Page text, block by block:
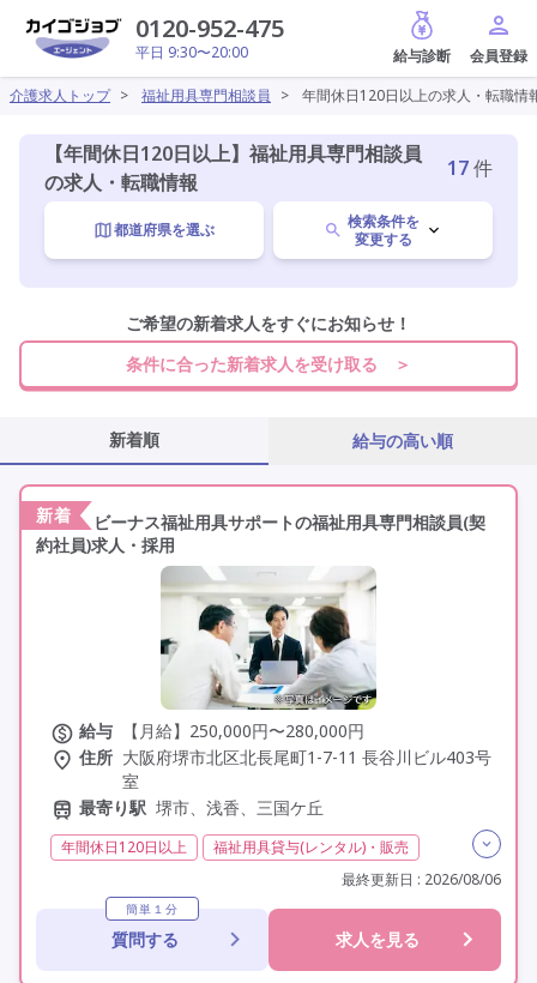
0120-952-475
平日 9:30〜20:00
給与診断
介護求人トップ > 福祉用具専門相談員 > 年間休日120日以上の求人・転職情
【年間休日120日以上】福祉用具専門相談員
の求人・転職情報
17件
都道府県を選ぶ
検索条件を
変更する
福祉用具専門相談員 変更
年間休日120日以上 変更
ご希望の新着求人をすぐにお知らせ！
条件に合った新着求人を受け取る ＞
新着順 給与の高い順
新着
ビーナス福祉用具サポートの福祉用具専門相談員(契
約社員)求人・採用
給与
【月給】250,000円〜280,000円
住所 大阪府堺市北区北長尾町1-7-11 長谷川ビル403号
室
最寄り駅 堺市、浅香、三国ケ丘
年間休日120日以上
福祉用具貸与(レンタル)・販売
日勤のみ
夜勤なし
社会保険完備 交通費支給
年間休日110日以上
学歴不問
定年60歳以上 定年65歳以上
車通勤可
最終更新日 : 2026/08/06
簡単１分
質問する 求人を見る